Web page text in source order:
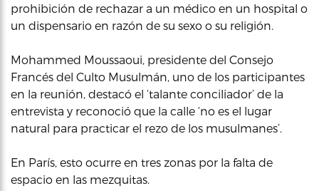
prohibición de rechazar a un médico en un hospital o
un dispensario en razón de su sexo o su religión.
Mohammed Moussaoui, presidente del Consejo
Francés del Culto Musulmán, uno de los participantes
en la reunión, destacó el ‘talante conciliador’ de la
entrevista y reconoció que la calle ‘no es el lugar
natural para practicar el rezo de los musulmanes’.
En París, esto ocurre en tres zonas por la falta de
espacio en las mezquitas.